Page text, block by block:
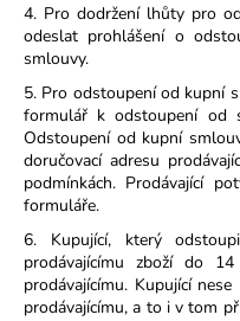
4. Pro dodržení lhůty pro
odeslat prohlášení o
smlouvy.
5. Pro odstoupení od kupní
formulář k odstoupení od
Odstoupení od kupní
doručovací adresu
podmínkách. Prodávající
formuláře.
6. Kupující, který
prodávajícímu zboží do
prodávajícímu. Kupující
prodávajícímu, a to i v tom